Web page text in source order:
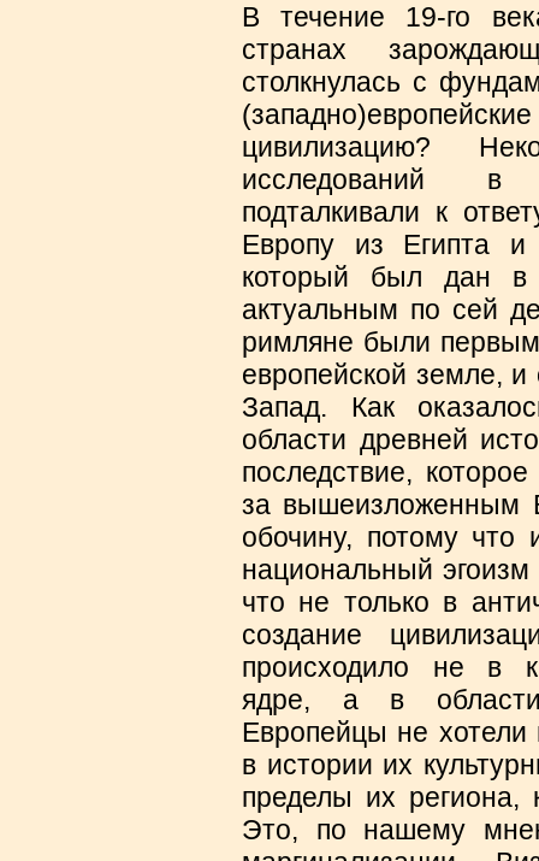
В течение 19-го
странах
столкнулась с
цивилизацию?
исследований в
подталкивали к
Европу из Египта и
который был дан в
актуальным по сей
римляне были
европейской земле,
Запад. Как
области древней
последствие,
за вышеизложенным
обочину, потому что
национальный
что не только в
создание
происходило не в
ядре, а в области
Европейцы не хотели
в истории их
пределы их региона,
Это, по нашему